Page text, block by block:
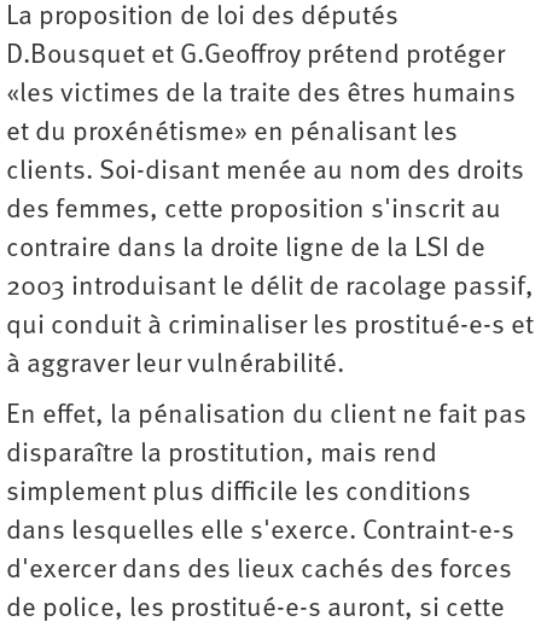
La proposition de loi des députés
D.Bousquet et G.Geoffroy prétend protéger
«les victimes de la traite des êtres humains
et du proxénétisme» en pénalisant les
clients. Soi-disant menée au nom des droits
des femmes, cette proposition s'inscrit au
contraire dans la droite ligne de la LSI de
2003 introduisant le délit de racolage passif,
qui conduit à criminaliser les prostitué-e-s et
à aggraver leur vulnérabilité.
En effet, la pénalisation du client ne fait pas
disparaître la prostitution, mais rend
simplement plus difficile les conditions
dans lesquelles elle s'exerce. Contraint-e-s
d'exercer dans des lieux cachés des forces
de police, les prostitué-e-s auront, si cette